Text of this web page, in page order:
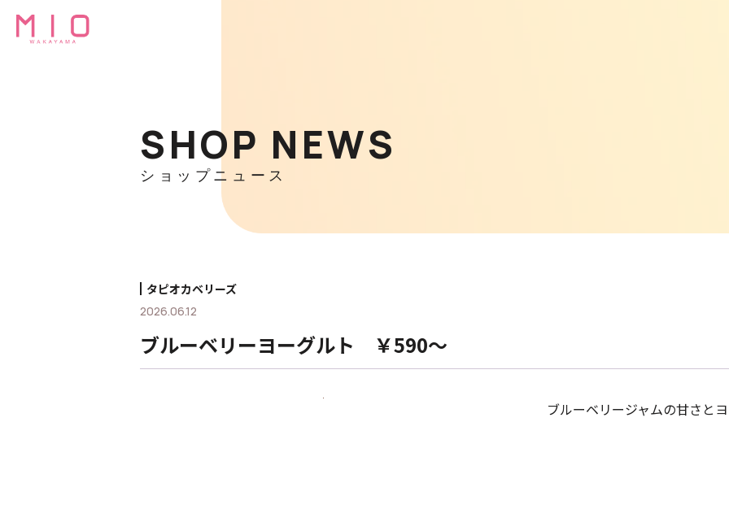
SHOP NEWS
ショップニュース
タピオカベリーズ
2026.06.12
ブルーベリーヨーグルト ￥590〜
ブルーベリージャムの甘さと